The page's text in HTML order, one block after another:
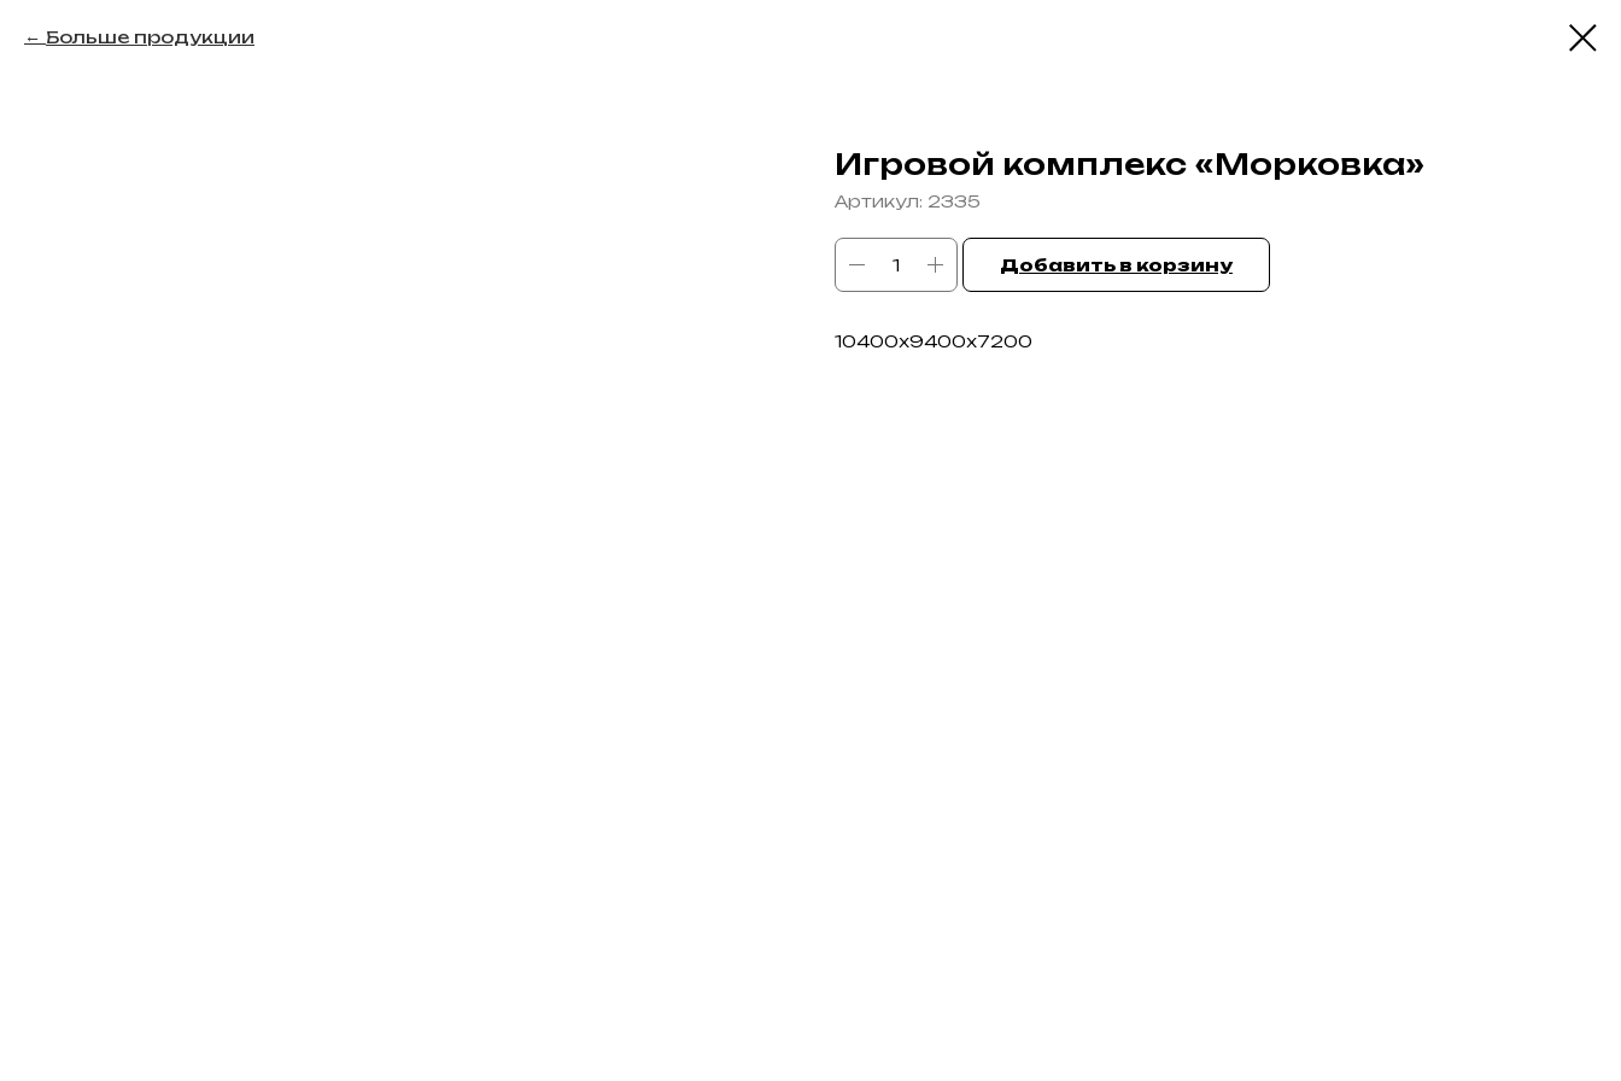
Больше продукции
Игровой комплекс «Морковка»
Артикул: 2335
Добавить в корзину
10400х9400х7200